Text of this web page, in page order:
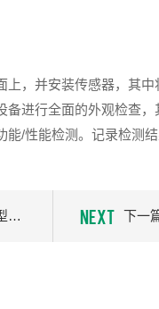
，并安装传感器，其
进行全面的外观检查
/性能检测。记录检测结
GBT 38924.5-2020 民用轻小型无人机系统环境试验方法 第5部分：冲击试验 NEXT 下一